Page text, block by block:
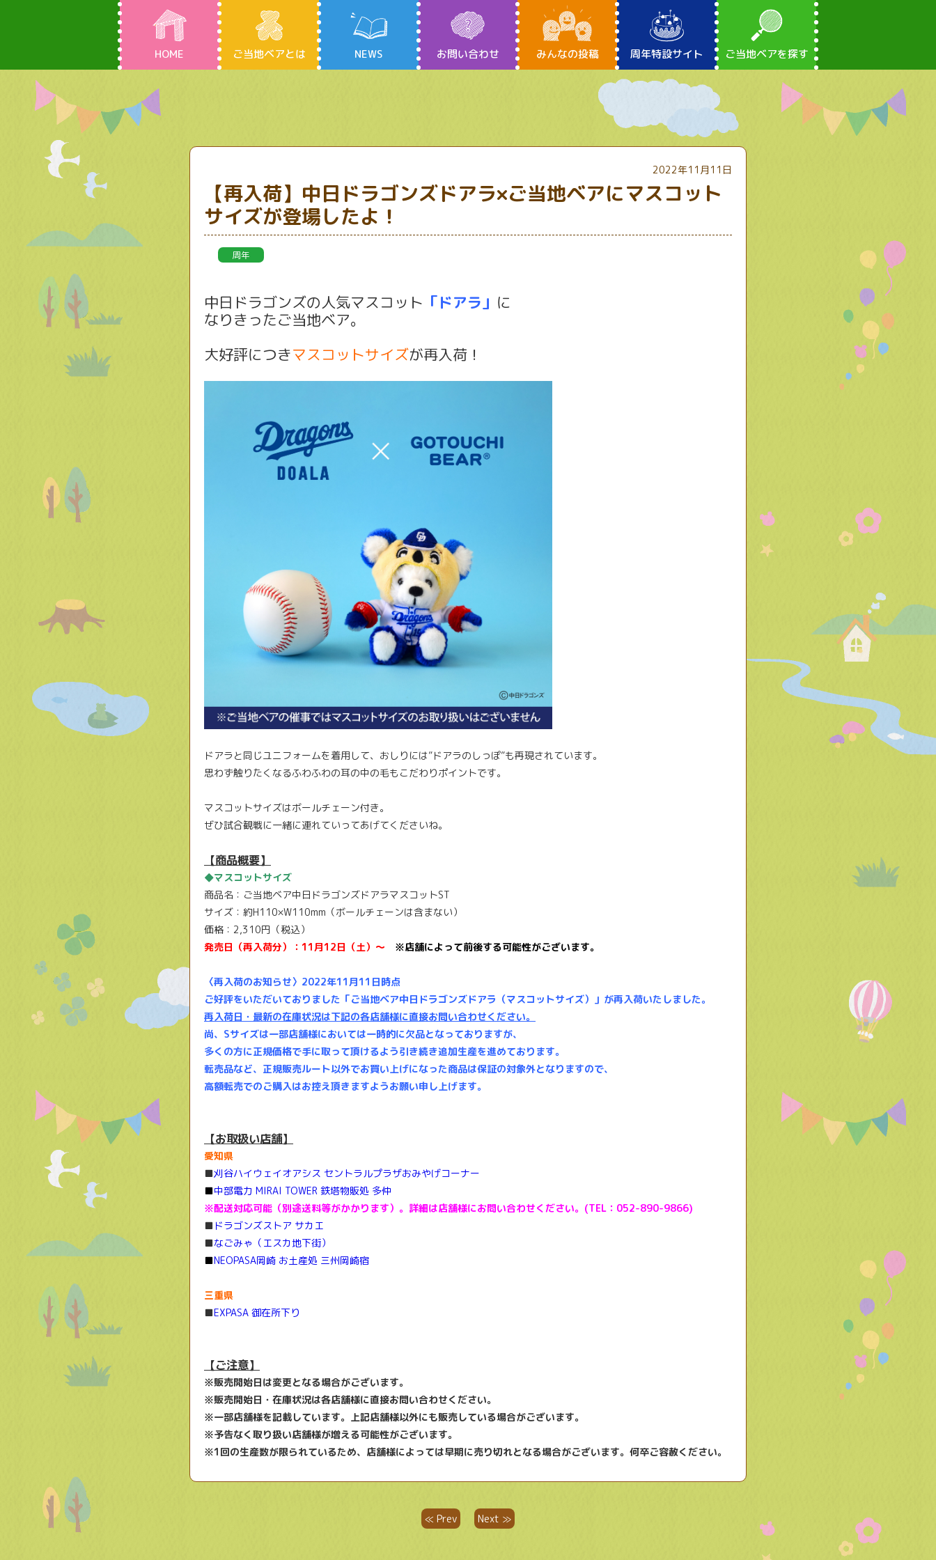
HOME ご当地ベアとは NEWS お問い合わせ みんなの投稿 周年特設サイト ご当地ベアを探す
2022年11月11日
【再入荷】中日ドラゴンズドアラ×ご当地ベアにマスコット
サイズが登場したよ！
周年
中日ドラゴンズの人気マスコット 「ドアラ」 に
なりきったご当地ベア。
大好評につきマスコットサイズが再入荷！
ドアラと同じユニフォームを着用して、おしりには”ドアラのしっぽ”も再現されています。
思わず触りたくなるふわふわの耳の中の毛もこだわりポイントです。
マスコットサイズはボールチェーン付き。
ぜひ試合観戦に一緒に連れていってあげてくださいね。
【商品概要】
◆マスコットサイズ
商品名：ご当地ベア中日ドラゴンズドアラマスコットST
サイズ：約H110×W110mm（ボールチェーンは含まない）
価格：2,310円（税込）
発売日（再入荷分）：11月12日（土）～
※店舗によって前後する可能性がございます。
〈再入荷のお知らせ〉2022年11月11日時点
ご好評をいただいておりました「ご当地ベア中日ドラゴンズドアラ（マスコットサイズ）」が再入荷いたしました。
再入荷日・最新の在庫状況は下記の各店舗様に直接お問い合わせください。
尚、Sサイズは一部店舗様においては一時的に欠品となっておりますが、
多くの方に正規価格で手に取って頂けるよう引き続き追加生産を進めております。
転売品など、正規販売ルート以外でお買い上げになった商品は保証の対象外となりますので、
高額転売でのご購入はお控え頂きますようお願い申し上げます。
【お取扱い店舗】
愛知県
■刈谷ハイウェイオアシス セントラルプラザおみやげコーナー
■中部電力 MIRAI TOWER 鉄塔物販処 多仲
※配送対応可能（別途送料等がかかります）。 詳細は店舗様にお問い合わせください。(TEL：052-890-9866)
■ ドラゴンズストア サカエ
■なごみゃ（エスカ地下街）
■NEOPASA岡崎 お土産処 三州岡崎宿
三重県
■EXPASA 御在所下り
【ご注意】
※販売開始日は変更となる場合がございます。
※販売開始日・在庫状況は各店舗様に直接お問い合わせください。
※一部店舗様を記載しています。上記店舗様以外にも販売している場合がございます。
※予告なく取り扱い店舗様が増える可能性がございます。
※1回の生産数が限られているため、店舗様によっては早期に売り切れとなる場合がございます。何卒ご容赦ください。
≪ Prev Next ≫